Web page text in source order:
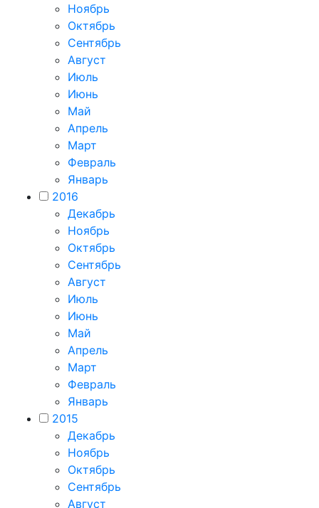
Ноябрь
Октябрь
Сентябрь
Август
Июль
Июнь
Май
Апрель
Март
Февраль
Январь
2016
Декабрь
Ноябрь
Октябрь
Сентябрь
Август
Июль
Июнь
Май
Апрель
Март
Февраль
Январь
2015
Декабрь
Ноябрь
Октябрь
Сентябрь
Август